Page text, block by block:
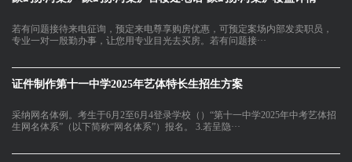
若有问题接待来电征询，预定来电尊享购房优惠，可预定案场内部发卖职员，
专业一对一殷勤办事，让您用专业目光去买房。若有问题接···
证件制作第十一中学2025年艺体特长生招生方案
采纳网名体例。考生于6月2至6月4登录学校（）“第十一中学2025年中考艺体招
生网名体系”（以下简称“网名体系”）报名。 3.若呈隐···